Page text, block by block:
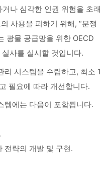
나 심각한 인권 위험을 초래
사용을 피하기 위해, “분쟁
광물 공급망을 위한 OECD
사를 실시할 것입니다.
리 시스템을 수립하고, 최소 1
필요에 따라 개선합니다.
템에는 다음이 포함됩니다.
전략의 개발 및 구현.